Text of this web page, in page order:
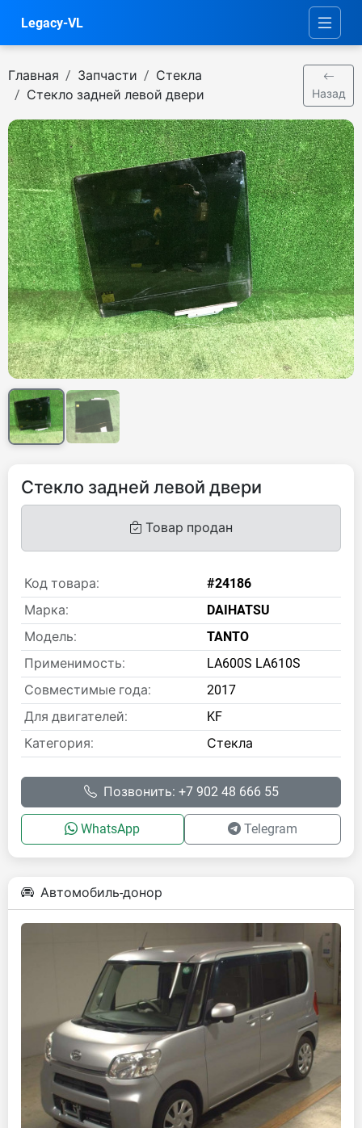
Legacy-VL
Главная Запчасти
Стекла
Стекло задней левой двери
Назад
Стекло задней левой двери
Товар продан
Код товара:
#24186
Марка:
DAIHATSU
Модель:
TANTO
Применимость:
LA600S LA610S
Совместимые года:
2017
Для двигателей:
KF
Категория:
Стекла
Позвонить: +7 902 48 666 55
WhatsApp Telegram
Автомобиль-донор